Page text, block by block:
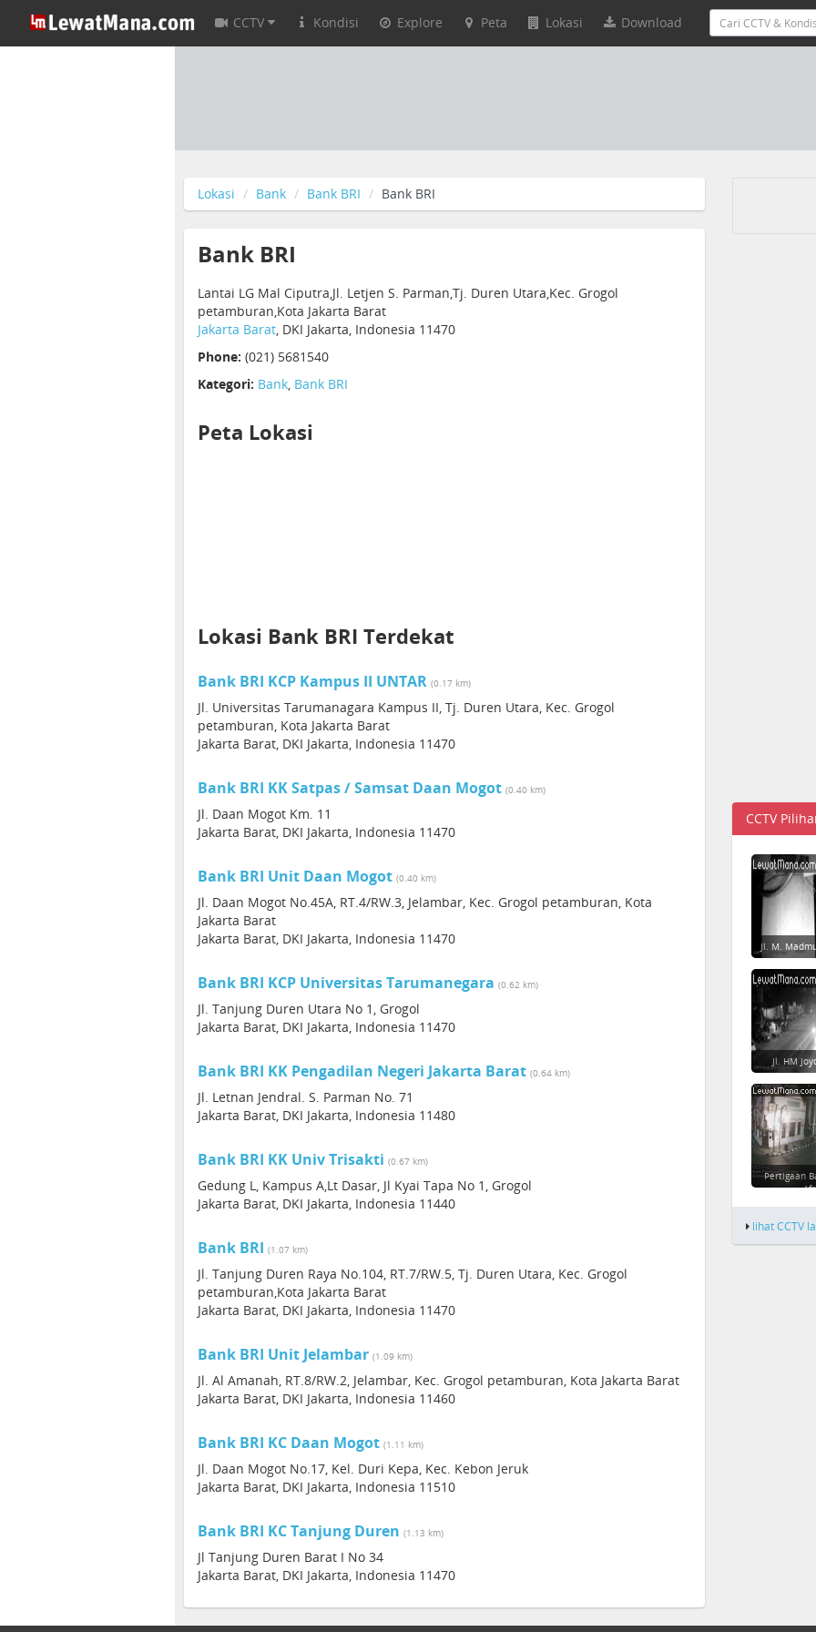
CCTV Kondisi Explore Peta Lokasi Download
Lokasi Bank Bank BRI Bank BRI
Bank BRI
Lantai LG Mal Ciputra,Jl. Letjen S. Parman,Tj. Duren Utara,Kec. Grogol
petamburan,Kota Jakarta Barat
Jakarta Barat, DKI Jakarta, Indonesia 11470
Phone: (021) 5681540
Kategori: Bank, Bank BRI
Peta Lokasi
Lokasi Bank BRI Terdekat
Bank BRI KCP Kampus II UNTAR (0.17 km)
Jl. Universitas Tarumanagara Kampus II, Tj. Duren Utara, Kec. Grogol
petamburan, Kota Jakarta Barat
Jakarta Barat, DKI Jakarta, Indonesia 11470
Bank BRI KK Satpas / Samsat Daan Mogot (0.40 km)
Jl. Daan Mogot Km. 11
Jakarta Barat, DKI Jakarta, Indonesia 11470
Bank BRI Unit Daan Mogot (0.40 km)
Jl. Daan Mogot No.45A, RT.4/RW.3, Jelambar, Kec. Grogol petamburan, Kota
Jakarta Barat
Jakarta Barat, DKI Jakarta, Indonesia 11470
Bank BRI KCP Universitas Tarumanegara (0.62 km)
Jl. Tanjung Duren Utara No 1, Grogol
Jakarta Barat, DKI Jakarta, Indonesia 11470
Bank BRI KK Pengadilan Negeri Jakarta Barat (0.64 km)
Jl. Letnan Jendral. S. Parman No. 71
Jakarta Barat, DKI Jakarta, Indonesia 11480
Bank BRI KK Univ Trisakti (0.67 km)
Gedung L, Kampus A,Lt Dasar, Jl Kyai Tapa No 1, Grogol
Jakarta Barat, DKI Jakarta, Indonesia 11440
Bank BRI (1.07 km)
Jl. Tanjung Duren Raya No.104, RT.7/RW.5, Tj. Duren Utara, Kec. Grogol
petamburan,Kota Jakarta Barat
Jakarta Barat, DKI Jakarta, Indonesia 11470
Bank BRI Unit Jelambar (1.09 km)
Jl. Al Amanah, RT.8/RW.2, Jelambar, Kec. Grogol petamburan, Kota Jakarta Barat
Jakarta Barat, DKI Jakarta, Indonesia 11460
Bank BRI KC Daan Mogot (1.11 km)
Jl. Daan Mogot No.17, Kel. Duri Kepa, Kec. Kebon Jeruk
Jakarta Barat, DKI Jakarta, Indonesia 11510
Bank BRI KC Tanjung Duren (1.13 km)
Jl Tanjung Duren Barat I No 34
Jakarta Barat, DKI Jakarta, Indonesia 11470
CCTV
Jl. M.
Jl. HM
Pertigaan
lihat CCTV